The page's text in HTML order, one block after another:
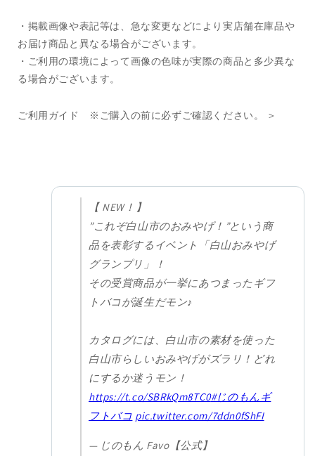
・掲載画像や表記等は、急な変更などにより実店舗在庫品や
お届け商品と異なる場合がございます。
・ご利用の環境によって画像の色味が実際の商品と多少異な
る場合がございます。
ご利用ガイド ※ご購入の前に必ずご確認ください。 ＞
【 NEW！】
”これぞ白山市のおみやげ！”という商
品を表彰するイベント「白山おみやげ
グランプリ」！
その受賞商品が一挙にあつまったギフ
トバコが誕生だモン♪
カタログには、白山市の素材を使った
白山市らしいおみやげがズラリ！どれ
にするか迷うモン！
https://t.co/SBRkQm8TC0#じのもんギ
フトバコ pic.twitter.com/7ddn0fShFI
— じのもん Favo【公式】